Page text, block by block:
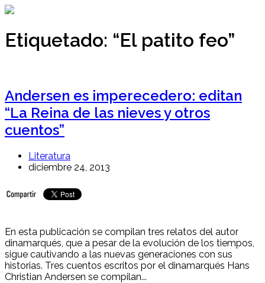
Ir
contenido
Etiquetado: “El patito feo”
Andersen es imperecedero: editan
“La Reina de las nieves y otros
cuentos”
Literatura
diciembre 24, 2013
En esta publicación se compilan tres relatos del autor
dinamarqués, que a pesar de la evolución de los tiempos,
sigue cautivando a las nuevas generaciones con sus
historias. Tres cuentos escritos por el dinamarqués Hans
Christian Andersen se compilan...